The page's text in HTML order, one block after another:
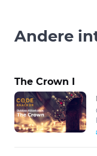
Andere
The Crown I